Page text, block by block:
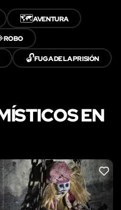
🗺️AVENTURA
ROBO
🔓FUGA DE LA PRISIÓN
EN
LIKE